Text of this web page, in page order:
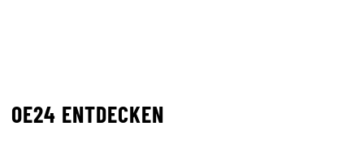
OE24 ENTDECKEN